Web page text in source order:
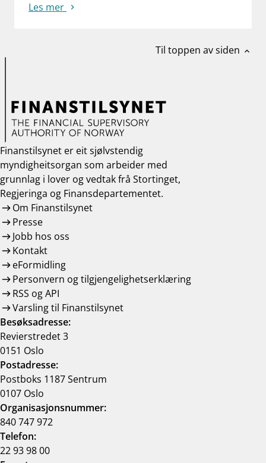
Les mer
Til toppen av siden expand_less
Finanstilsynet er eit sjølvstendig
myndigheitsorgan som arbeider med
grunnlag i lover og vedtak frå Stortinget,
Regjeringa og Finansdepartementet.
Om Finanstilsynet
Presse
Jobb hos oss
Kontakt
eFormidling
Personvern og tilgjengelighetserklæring
RSS og API
Varsling til Finanstilsynet
Besøksadresse:
Revierstredet 3
0151 Oslo
Postadresse:
Postboks 1187 Sentrum
0107 Oslo
Organisasjonsnummer:
840 747 972
Telefon:
22 93 98 00